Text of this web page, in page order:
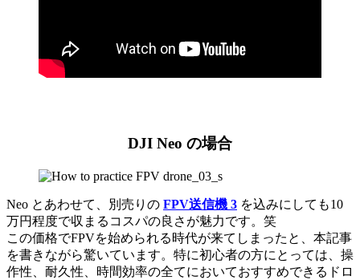
DJI Neo の場合
Neo とあわせて、別売りの FPV送信機 3 を込みにしても10
万円程度で収まるコスパの良さが魅力です。笑
この価格でFPVを始められる時代が来てしまったと、本記事
を書きながら驚いています。特に初心者の方にとっては、操
作性、耐久性、時間効率の全てにおいておすすめできるドロ